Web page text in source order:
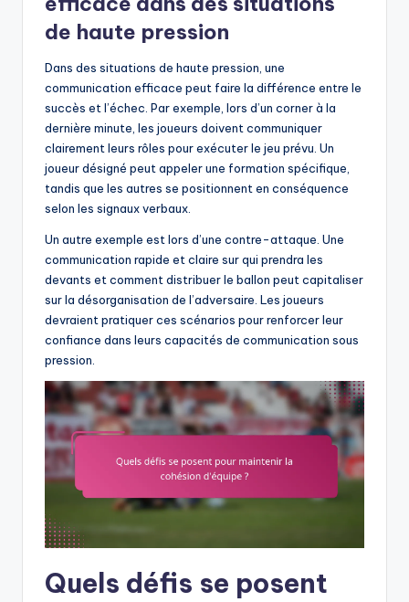
de haute pression
Dans des situations de haute pression, une
communication efficace peut faire la différence entre le
succès et l’échec. Par exemple, lors d’un corner à la
dernière minute, les joueurs doivent communiquer
clairement leurs rôles pour exécuter le jeu prévu. Un
joueur désigné peut appeler une formation spécifique,
tandis que les autres se positionnent en conséquence
selon les signaux verbaux.
Un autre exemple est lors d’une contre-attaque. Une
communication rapide et claire sur qui prendra les
devants et comment distribuer le ballon peut capitaliser
sur la désorganisation de l’adversaire. Les joueurs
devraient pratiquer ces scénarios pour renforcer leur
confiance dans leurs capacités de communication sous
pression.
Quels défis se posent